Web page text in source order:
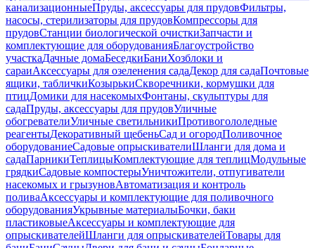
канализационныеПруды, аксессуары для прудовФильтры,
насосы, стерилизаторы для прудовКомпрессоры для
прудовСтанции биологической очисткиЗапчасти и
комплектующие для оборудованияБлагоустройство
участкаДачные домаБеседкиБаниХозблоки и
сараиАксессуары для озеленения садаДекор для садаПочтовые
ящики, табличкиКозырькиСкворечники, кормушки для
птицДомики для насекомыхФонтаны, скульптуры для
садаПруды, аксессуары для прудовУличные
обогревателиУличные светильникиПротивогололедные
реагентыДекоративный щебеньСад и огородПоливочное
оборудованиеСадовые опрыскивателиШланги для дома и
садаПарникиТеплицыКомплектующие для теплицМодульные
грядкиСадовые компостерыУничтожители, отпугиватели
насекомых и грызуновАвтоматизация и контроль
поливаАксессуары и комплектующие для поливочного
оборудованияУкрывные материалыБочки, баки
пластиковыеАксессуары и комплектующие для
опрыскивателейШланги для опрыскивателейТовары для